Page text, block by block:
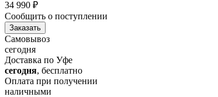
34 990 ₽
Сообщить о поступлении
Заказать
Самовывоз
сегодня
Доставка по Уфе
сегодня, бесплатно
Оплата при получении
наличными